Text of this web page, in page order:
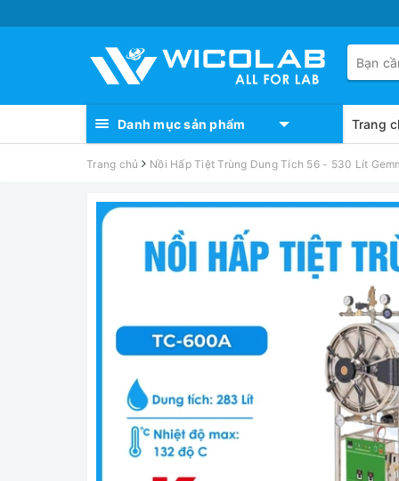
Danh mục sản phẩm Trang
Trang chủ Nồi Hấp Tiệt Trùng Dung Tích 56 - 530 Lít